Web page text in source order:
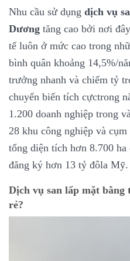
Nhu cầu sử dụng dịch vụ
Dương tăng cao bởi nơi
tế luôn ở mức cao trong
bình quân khoảng 14,5%/
trưởng nhanh và chiếm tỷ
chuyển biến tích cựctrong
1.200 doanh nghiệp trong
28 khu công nghiệp và
tổng diện tích hơn 8.700 ha
đăng ký hơn 13 tỷ đôla Mỹ.
Dịch vụ san lấp mặt
rẻ?